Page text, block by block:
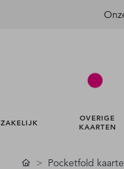
ZAKELIJK
OVERIGE
KAARTEN
Pocketfold